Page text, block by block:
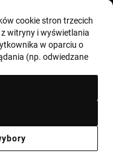
Polska / Euro
i Polityka prywatności
dla konsumentów
cookie stron trzecich
witryny i wyświetlania
w oparciu o
(np. odwiedzane